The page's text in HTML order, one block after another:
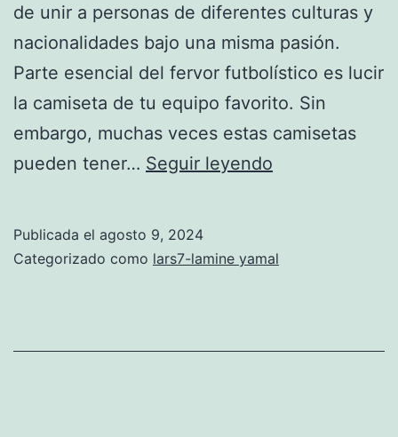
de unir a personas de diferentes culturas y
nacionalidades bajo una misma pasión.
Parte esencial del fervor futbolístico es lucir
la camiseta de tu equipo favorito. Sin
embargo, muchas veces estas camisetas
pueden tener… Seguir leyendo
yamal
Publicada el agosto 9, 2024
Categorizado como lars7-lamine yamal